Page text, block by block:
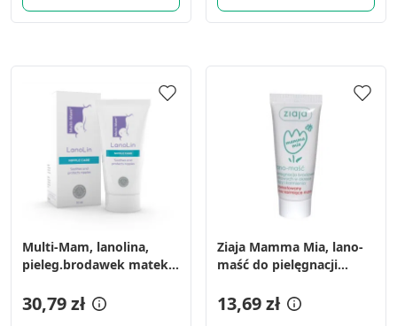
Multi-Mam, lanolina,
pieleg.brodawek matek
30,79 zł
Ziaja Mamma Mia, lano-
maść do pielęgnacji
g
13,69 zł